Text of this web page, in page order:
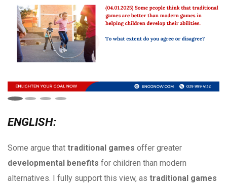
ENGLISH:
Some argue that traditional games offer greater
developmental benefits for children than modern
alternatives. I fully support this view, as traditional games